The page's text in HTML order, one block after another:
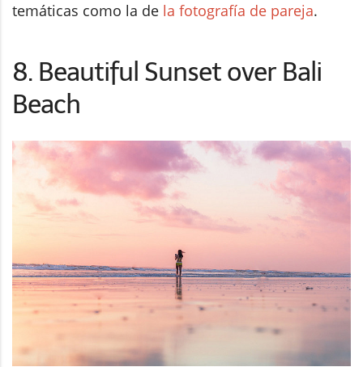
temáticas como la de la fotografía de pareja.
8. Beautiful Sunset over Bali
Beach